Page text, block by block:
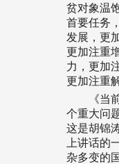
贫对象温
首要任务
发展，更
更加注重
力，更加
更加注重
《当
个重大问
这是胡锦
上讲话的
杂多变的